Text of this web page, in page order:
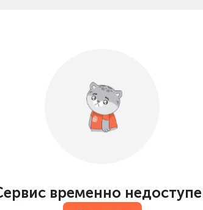
временно